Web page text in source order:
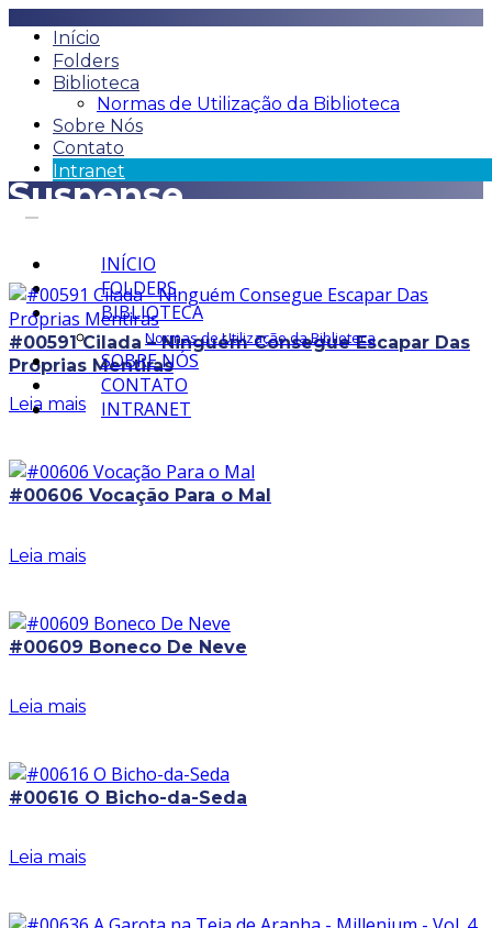
Início
Folders
Biblioteca
Normas de Utilização da Biblioteca
Sobre Nós
Contato
Intranet
INÍCIO
FOLDERS
BIBLIOTECA
Normas de Utilização da Biblioteca
SOBRE NÓS
CONTATO
INTRANET
Suspense
#00591 Cilada – Ninguém Consegue Escapar Das
Próprias Mentiras
Leia mais
#00606 Vocação Para o Mal
Leia mais
#00609 Boneco De Neve
Leia mais
#00616 O Bicho-da-Seda
Leia mais